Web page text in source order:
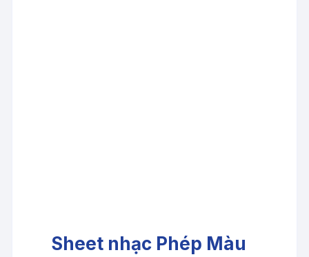
Sheet nhạc Phép Màu